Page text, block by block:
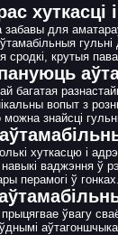
хуткасці
для
сродкі, крутыя
багатая
вопыт з
знайсці
хуткасцю і
ваджэння ў
перамогі ў гонках.
ўвагу